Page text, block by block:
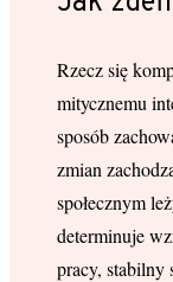
Rzecz się
mitycznemu
sposób
zmian
społecznym
determinuje
pracy, stabilny